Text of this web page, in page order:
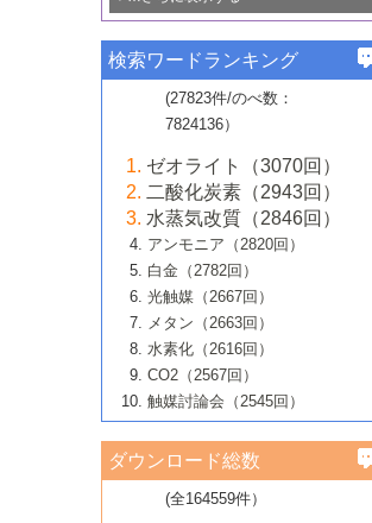
6号 ヘテロ接合界面
B号 第135回触媒討論会（2025年）
B号 第133回触媒討論会（2023年）
6号 窒素とリンの循環のための触媒・機
能性材料
若き触媒の研究者たち～（2）
6号 石油のノーブル・ユースを志向した
触媒技術
大学：オンライン・対面開催）
5号 情報学的手法を用いた触媒開発
6号 カーボンニュートラルに向けた電解
技術
B号 第127回触媒討論会（2021年・オン
ライン開催(Zoom)のみ）
3号 水処理のための触媒化学
4号 光触媒を用いた水分解の最新の研究
動向
5号 次世代の触媒プロセスを支えるマイ
6号 メタン転換技術の最新動向
B号 第125回触媒討論会（2020年・工学
院大学）
関わる触媒開発動向
3号 精密高分子合成に関する最近の研究
動向
4号 バイオマス化成品製造のための触媒
5号 固体触媒による含窒素有機化合物変
換の最前線
6号 貴金属使用量低減に向けた自動車排
ガス浄化触媒の開発
B号 第123回触媒討論会（2019年・大阪
3号 ナノ粒子・クラスター触媒の最前線
4号 60周年記念企画
5号 進化するゼオライト合成技術
6号 非貴金属系触媒における電気化学的
B号 第121回触媒討論会（2018年・東京
大学）
最先端技術
3号 無機分離膜材料の開発と触媒反応プ
ロセスへの適用
5号 水素のふるまいを解き明かす最先端
研究
6号 低級アルカンの有効利用のための触
媒技術
B号 第119回触媒討論会（2017年・首都
大学東京）
1号 ユニークな構造の高分子を生み出す触
2号 リグニンからの化成品製造に向けた触
媒技術
3号 触媒研究の最先端～とびたて若き研究
者たち～（1）
4号 触媒研究の最先端～とびたて若き研究
者たち～（2）
5号 触媒研究の最先端～とびたて若き研究
者たち～（3）
6号 イオニクス材料と燃料電池・電解合成
の最新の研究動向
B号 第117回触媒討論会（2016年・大阪府
立大学）
▼57巻（2015年）
1号 水素キャリアにかかわる触媒技術の新
2号 石油精製用触媒の最近の進展
3号 固体酸化物形燃料電池（SOFC）におけ
るアノード触媒上での燃料直接改質技術
4号 コアシェル構造の制御による触媒機能
5号 工業触媒およびその周辺技術の最近の
進歩
6号 ナノシート
B号 第115回触媒討論会（2015年・成蹊大
▼56巻（2014年）
2号 光触媒反応機構に関する最新の研究動
向
開発動向
4号 人工光合成に向けた近年のアプローチ
5号 未利用熱エネルギーの有効活用に貢献
する触媒技術
6号 ポリオキソメタレート
B号 第113回触媒討論会（2014年・ロワジ
ールホテル豊橋）
1号 高耐久性燃料電池システム用触媒にお
ける新展開
2号 リビングラジカル重合の最近の動向
3号 天然ガスの化学工業的展開に関する触
媒技術
4号 貴金属触媒の精密構造制御とその活用
5号 バイオマス化成品製造のための固体触
6号 ナノ空間─吸着状態解析から新機能開拓
B号 第111回触媒討論会（2013年・関西大
▼54巻（2012年）
1号 規則性多孔体の利用技術における最近
の進歩
2号 第109回触媒討論会
3号 貴金属低減技術の最新動向
4号 貴金属代替技術の最新動向
5号 光触媒による物質変換反応の新展開
6号 グラフェン
7号 水素を利用する化成品合成の新潮流
▼53巻（2011年）
1号 金属学から見る合金触媒の新展開
2号 第107回触媒討論会
3号 触媒のその場観察法の進歩（１）
4号 触媒のその場観察法の進歩（２）
5号 不活性結合の触媒的活性化による有機
合成
6号 新しい固体酸触媒技術
7号 ゼオライト合成における最近の進歩
▼52巻（2010年）
1号 触媒の劣化対策と長寿命触媒開発
2号 第105回触媒討論会
3号 ナノ構造が拓く新機能
4号 活性サイトおよびその環境の精密な設
計による触媒の高機能化
5号 触媒を有効に使うための技術
7号 有機分子触媒による精密有機合成
1号 炭素材料－熱い注目を集める材料－
2号 第103回触媒討論会
3号 環境浄化用光触媒の現状と課題
4号 水素社会の実現に向けた水素製造・貯
蔵技術の進歩
5号 CO2が関わる触媒・材料
▼50巻（2008年）
1号 触媒化学と学会のこの10年，半世紀，
そして未来
2号 第101回触媒討論会
4号 錯体を利用したユニークな表面構造の
構築と機能
▼49巻（2007年）
1号 含フッ素化合物の合成と触媒
2号 第99回触媒討論会
3号 実用的ファインケミカル合成プロセス
を実現する触媒
▼48巻（2006年）
1号 固体酸触媒の最近の進歩
2号 第97回触媒討論会
3号 リビング重合触媒の最近の展開
1号 最近の触媒担体とその効果
2号 第95回触媒討論会
▼46巻（2004年）
1号 部分酸化反応触媒の最前線
▼45巻（2003年）
検索ワードランキング
(27823件/のべ数：
7824136）
ゼオライト（3070回）
二酸化炭素（2943回）
水蒸気改質（2846回）
アンモニア（2820回）
白金（2782回）
光触媒（2667回）
メタン（2663回）
水素化（2616回）
CO2（2567回）
触媒討論会（2545回）
ダウンロード総数
(全164559件）